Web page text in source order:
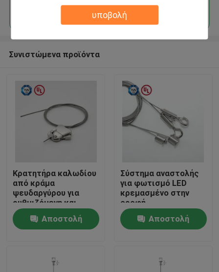
υποβολή
Σπίτι
Να συνεχίσει
Συνιστώμενα προϊόντα
Κρατητήρα καλωδίου
από κράμα
ψευδαργύρου για
ρυθμιζόμενη και
απεικόνιση εικόνας /
τέχνης Αποστολή
Σύστημα αναστολής
για φωτισμό LED
κρεμασμένο στην
οροφή
Αποστολή